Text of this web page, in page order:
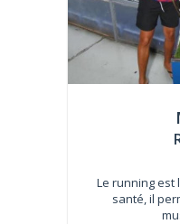
Le running est
santé, il